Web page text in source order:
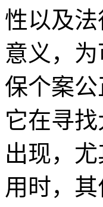
性以及
意义，
保个案
它在寻
出现，
用时，